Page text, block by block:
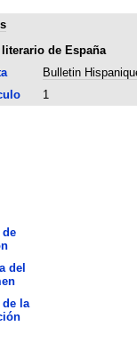
de España
Bulletin
1
de
del
la